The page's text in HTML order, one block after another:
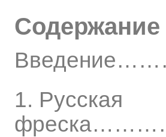
1. Русская